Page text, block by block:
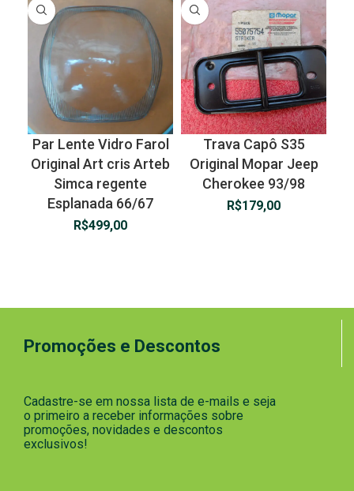
Par Lente Vidro Farol
Original Art cris Arteb
Simca regente
Esplanada 66/67
R$499,00
Trava Capô S35
Original Mopar Jeep
Cherokee 93/98
R$179,00
Promoções e Descontos
Cadastre-se em nossa lista de e-mails e seja
o primeiro a receber informações sobre
promoções, novidades e descontos
exclusivos!